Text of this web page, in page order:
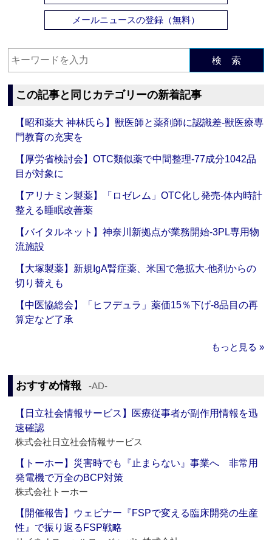
メールニュースの登録（無料）
検 索
この記事と同じカテゴリーの新着記事
【昭和薬大 神林氏ら】獣医師と薬剤師に認識差‐獣医療専
門教育の充実を
【厚労省検討会】OTC類似薬で中間整理‐77成分1042品
目が対象に
【アリナミン製薬】「ロゼレム」OTC化し発売‐体内時計
整える睡眠改善薬
【バイタルネット】神奈川新拠点が業務開始‐3PL専用物
流施設
【大塚製薬】新規IgA腎症薬、米国で急拡大‐他剤からの
切り替えも
【中医協総会】「ヒフデュラ」薬価15％下げ‐8品目の再
算定など了承
もっと見る »
おすすめ情報 ‐AD‐
【日立社会情報サービス】医療従事者が副作用情報を迅
速確認
株式会社日立社会情報サービス
【トーホー】災害時でも『止まらない』事業へ 非常用
発電機で万全のBCP対策
株式会社トーホー
【開催報告】ウェビナー『FSPで変える臨床開発の生産
性』で振り返るFSP戦略